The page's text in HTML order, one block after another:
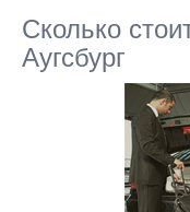
Сколько
Аугсбург